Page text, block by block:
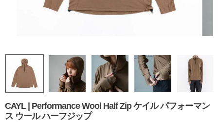
CAYL | Performance Wool Half Zip ケイル パフォーマン
ス ウール ハーフジップ